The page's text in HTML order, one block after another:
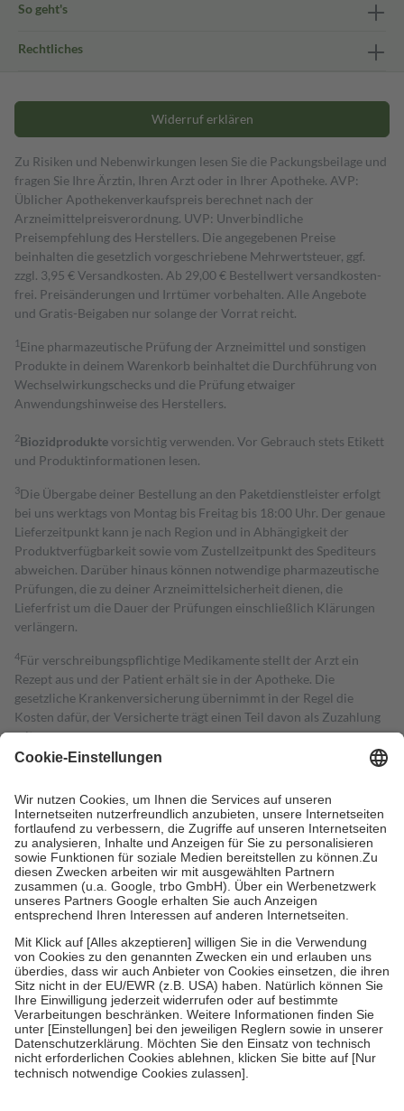
So geht's
Rechtliches
Widerruf erklären
Zu Risiken und Nebenwirkungen lesen Sie die Packungsbeilage und
fragen Sie Ihre Ärztin, Ihren Arzt oder in Ihrer Apotheke. AVP:
Üblicher Apothekenverkaufspreis berechnet nach der
Arzneimittelpreisverordnung. UVP: Unverbindliche
Preisempfehlung des Herstellers. Die angegebenen Preise
beinhalten die gesetzlich vorgeschriebene Mehrwertsteuer, ggf.
zzgl. 3,95 € Versandkosten. Ab 29,00 € Bestell­wert versand­kosten­
frei. Preisänderungen und Irrtümer vorbehalten. Alle Angebote
und Gratis-Beigaben nur solange der Vorrat reicht.
1 Eine pharmazeutische Prüfung der Arzneimittel und sonstigen
Produkte in deinem Warenkorb beinhaltet die Durchführung von
Wechselwirkungschecks und die Prüfung etwaiger
Anwendungshinweise des Herstellers.
2Biozidproduktevorsichtig verwenden. Vor Gebrauch stets Etikett
und Produktinformationen lesen.
3Die Übergabe deiner Bestellung an den Paketdienstleister erfolgt
bei uns werktags von Montag bis Freitag bis 18:00 Uhr. Der genaue
Lieferzeitpunkt kann je nach Region und in Abhängigkeit der
Produktverfügbarkeit sowie vom Zustellzeitpunkt des Spediteurs
abweichen. Darüber hinaus können notwendige pharmazeutische
Prüfungen, die zu deiner Arzneimittelsicherheit dienen, die
Lieferfrist um die Dauer der Prüfungen einschließlich Klärungen
verlängern.
4Für verschreibungspflichtige Medikamente stellt der Arzt ein
Rezept aus und der Patient erhält sie in der Apotheke. Die
gesetzliche Krankenversicherung übernimmt in der Regel die
Kosten dafür, der Versicherte trägt einen Teil davon als Zuzahlung
mit.
Grundsätzlich leisten Mitglieder Zuzahlungen in Höhe von zehn
höchstens zehn Euro.
Es sind jedoch nie mehr als die tatsächlichen
Kosten der Leistung zu entrichten.
Diese Regeln gelten grundsätzlich auch für Online-Apotheken.
Bei Heilmitteln und häuslicher Krankenpflege beträgt die
Zuzahlung zehn Prozent der Kosten sowie zehn Euro je
Verordnung.
Um das Engagement der Versicherten für ihre eigene Gesundheit zu
stärken und die besondere Stellung der Familie zu unterstützen,
fallenkeine Zuzahlungenan bei:
• Kindern und Jugendlichen bis zum vollendeten 18. Lebensjahr
mit Ausnahme der Fahrkosten
• Untersuchungen zur Vorsorge und Früherkennung, die von der
GKV getragen werden
• empfohlenen Schutzimpfungen
• Harn- und Blutteststreifen